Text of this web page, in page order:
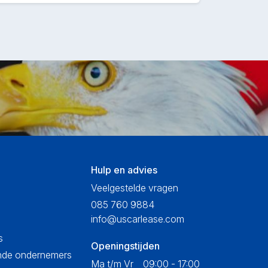
ondernemers
Hulp en advies
Veelgestelde vragen
085 760 9884
info@uscarlease.com
Openingstijden
Ma t/m Vr
09:00 - 17:00